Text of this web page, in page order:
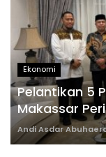
Ekonomi
Pelantikan 5
Makassar
Andi Asdar